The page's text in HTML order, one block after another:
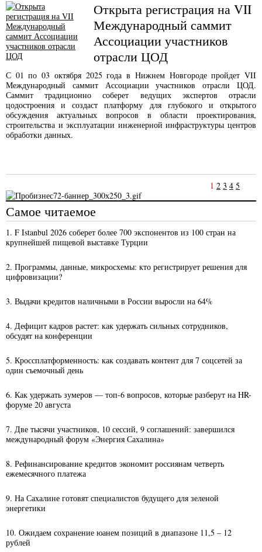
Открыта регистрация на VII
Международный саммит
Ассоциации участников
отрасли ЦОД
С 01 по 03 октября 2025 года в Нижнем Новгороде пройдет VII
Международный саммит Ассоциации участников отрасли ЦОД.
Саммит традиционно соберет ведущих экспертов отрасли
цодостроения и создаст платформу для глубокого и открытого
обсуждения актуальных вопросов в области проектирования,
строительства и эксплуатации инженерной инфраструктуры центров
обработки данных.
1 2 3 4 5
Самое читаемое
1. F Istanbul 2026 соберет более 700 экспонентов из 100 стран на
крупнейшей пищевой выставке Турции
2. Программы, данные, микросхемы: кто регистрирует решения для
цифровизации?
3. Выдачи кредитов наличными в России выросли на 64%
4. Дефицит кадров растет: как удержать сильных сотрудников,
обсудят на конференции
5. Кроссплатформенность: как создавать контент для 7 соцсетей за
один съемочный день
6. Как удержать зумеров — топ-6 вопросов, которые разберут на HR-
форуме 20 августа
7. Две тысячи участников, 10 сессий, 9 соглашений: завершился
международный форум «Энергия Сахалина»
8. Рефинансирование кредитов экономит россиянам четверть
ежемесячного платежа
9. На Сахалине готовят специалистов будущего для зеленой
энергетики
10. Ожидаем сохранение юанем позиций в диапазоне 11,5 – 12
рублей